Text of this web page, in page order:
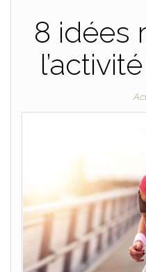
8 idées